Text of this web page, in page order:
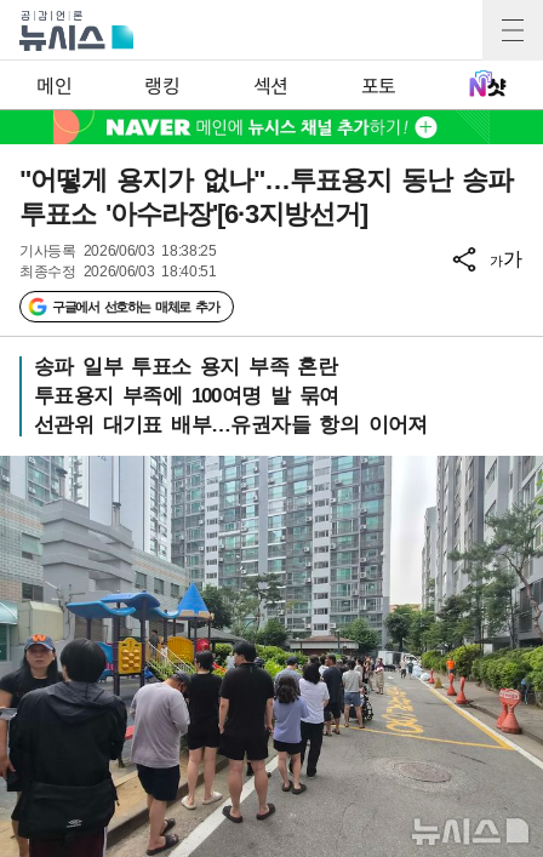
메인 랭킹 섹션 포토
"어떻게 용지가 없나"…투표용지 동난 송파
투표소 '아수라장'[6·3지방선거]
기사등록 2026/06/03 18:38:25
최종수정 2026/06/03 18:40:51
구글에서 선호하는 매체로 추가
가가
송파 일부 투표소 용지 부족 혼란
투표용지 부족에 100여명 발 묶여
선관위 대기표 배부…유권자들 항의 이어져